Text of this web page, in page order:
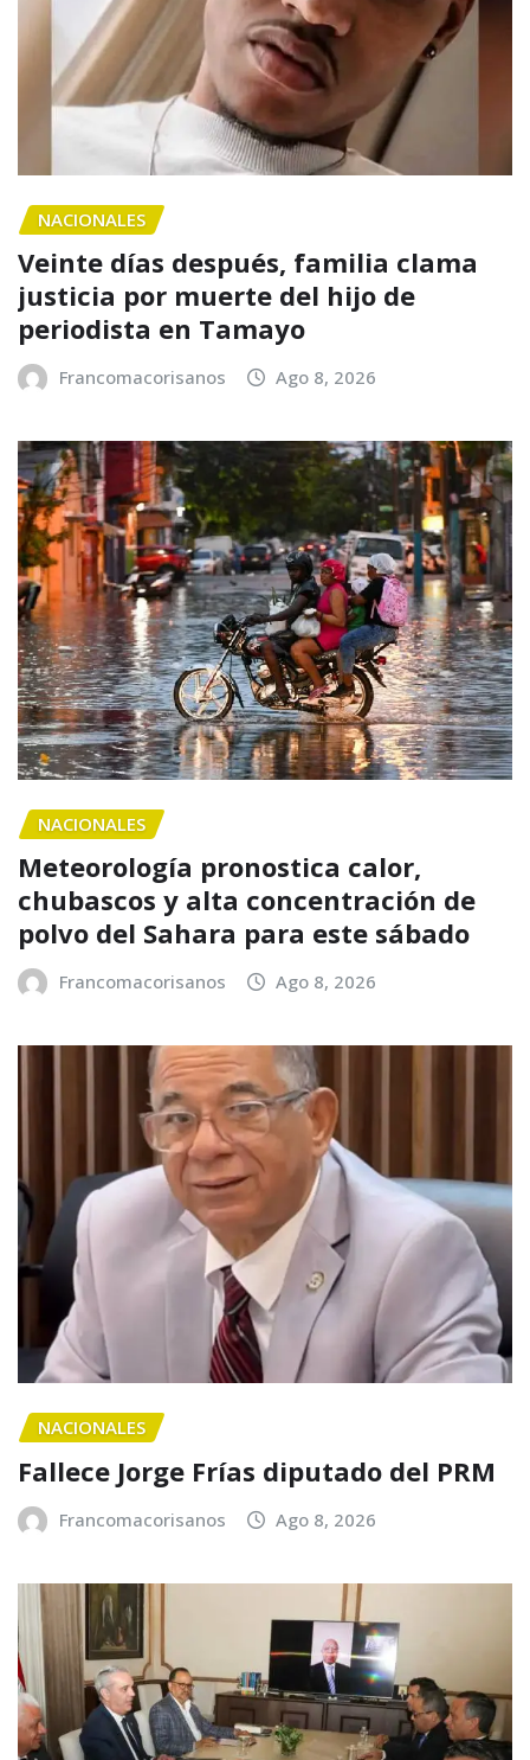
NACIONALES
Veinte días después, familia clama
justicia por muerte del hijo de
periodista en Tamayo
Francomacorisanos Ago 8, 2026
NACIONALES
Meteorología pronostica calor,
chubascos y alta concentración de
polvo del Sahara para este sábado
Francomacorisanos Ago 8, 2026
NACIONALES
Fallece Jorge Frías diputado del PRM
Francomacorisanos Ago 8, 2026